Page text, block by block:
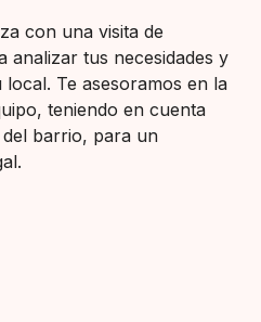
con una visita de
analizar tus necesidades y
Te asesoramos en la
teniendo en cuenta
barrio, para un